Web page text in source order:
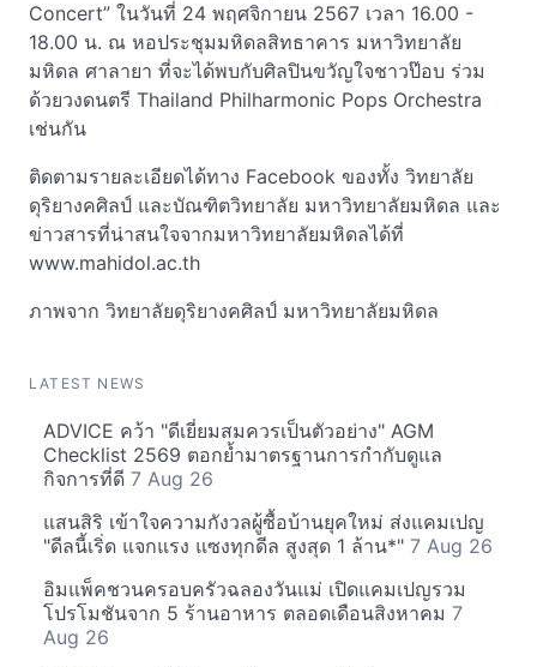
Concert” ในวันที่ 24 พฤศจิกายน 2567 เวลา 16.00 -
18.00 น. ณ หอประชุมมหิดลสิทธาคาร มหาวิทยาลัย
มหิดล ศาลายา ที่จะได้พบกับศิลปินขวัญใจชาวป๊อบ ร่วม
ด้วยวงดนตรี Thailand Philharmonic Pops Orchestra
เช่นกัน
ติดตามรายละเอียดได้ทาง Facebook ของทั้ง วิทยาลัย
ดุริยางคศิลป์ และบัณฑิตวิทยาลัย มหาวิทยาลัยมหิดล และ
ข่าวสารที่น่าสนใจจากมหาวิทยาลัยมหิดลได้ที่
www.mahidol.ac.th
ภาพจาก วิทยาลัยดุริยางคศิลป์ มหาวิทยาลัยมหิดล
LATEST NEWS
ADVICE คว้า "ดีเยี่ยมสมควรเป็นตัวอย่าง" AGM
Checklist 2569 ตอกย้ำมาตรฐานการกำกับดูแล
กิจการที่ดี 7 Aug 26
แสนสิริ เข้าใจความกังวลผู้ซื้อบ้านยุคใหม่ ส่งแคมเปญ
"ดีลนี้เริ่ด แจกแรง แซงทุกดีล สูงสุด 1 ล้าน*" 7 Aug 26
อิมแพ็คชวนครอบครัวฉลองวันแม่ เปิดแคมเปญรวม
โปรโมชันจาก 5 ร้านอาหาร ตลอดเดือนสิงหาคม 7
Aug 26